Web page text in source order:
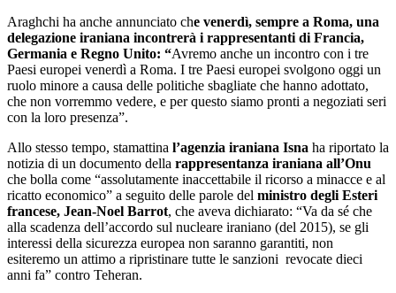
Araghchi ha anche annunciato che venerdì, sempre a Roma, una
delegazione iraniana incontrerà i rappresentanti di Francia,
Germania e Regno Unito: “Avremo anche un incontro con i tre
Paesi europei venerdì a Roma. I tre Paesi europei svolgono oggi un
ruolo minore a causa delle politiche sbagliate che hanno adottato,
che non vorremmo vedere, e per questo siamo pronti a negoziati seri
con la loro presenza”.
Allo stesso tempo, stamattina l’agenzia iraniana Isna ha riportato la
notizia di un documento della rappresentanza iraniana all’Onu
che bolla come “assolutamente inaccettabile il ricorso a minacce e al
ricatto economico” a seguito delle parole del ministro degli Esteri
francese, Jean-Noel Barrot, che aveva dichiarato: “Va da sé che
alla scadenza dell’accordo sul nucleare iraniano (del 2015), se gli
interessi della sicurezza europea non saranno garantiti, non
esiteremo un attimo a ripristinare tutte le sanzioni revocate dieci
anni fa” contro Teheran.